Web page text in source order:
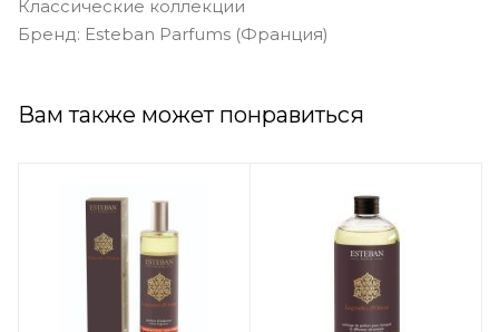
Классические коллекции
Бренд: Esteban Parfums (Франция)
Вам также может понравиться